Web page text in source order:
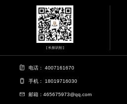
处理可以将这些划
材质有很多种，其
了，加上橱柜的制
钢整体橱柜的价格
[ 长按识别 ]
电话： 4007161670
手机： 18019716030
邮箱：465675973@qq.com